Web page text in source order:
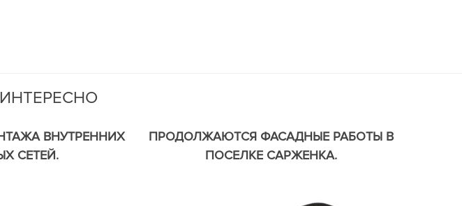
ВНУТРЕННИХ
СЕТЕЙ.
ПРОДОЛЖАЮТСЯ ФАСАДНЫЕ РАБОТЫ В
ПОСЕЛКЕ САРЖЕНКА.